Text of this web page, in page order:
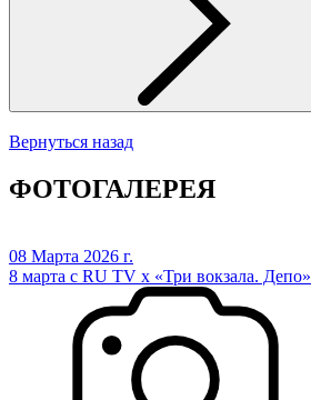
Вернуться назад
ФОТОГАЛЕРЕЯ
08 Марта 2026 г.
8 марта с RU TV х «Три вокзала. Депо»